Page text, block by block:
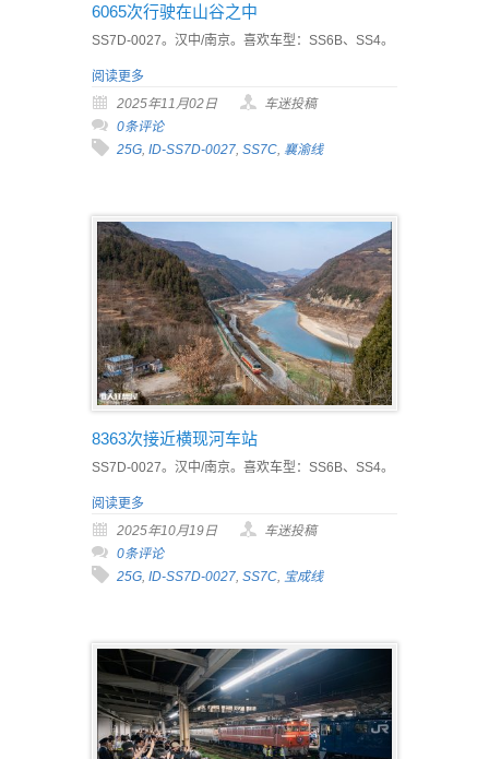
6065次行驶在山谷之中
SS7D-0027。汉中/南京。喜欢车型：SS6B、SS4。
阅读更多
2025年11月02日
车迷投稿
0条评论
25G, ID-SS7D-0027, SS7C, 襄渝线
8363次接近横现河车站
SS7D-0027。汉中/南京。喜欢车型：SS6B、SS4。
阅读更多
2025年10月19日
车迷投稿
0条评论
25G ID-SS7D-0027 SS7C 宝成线